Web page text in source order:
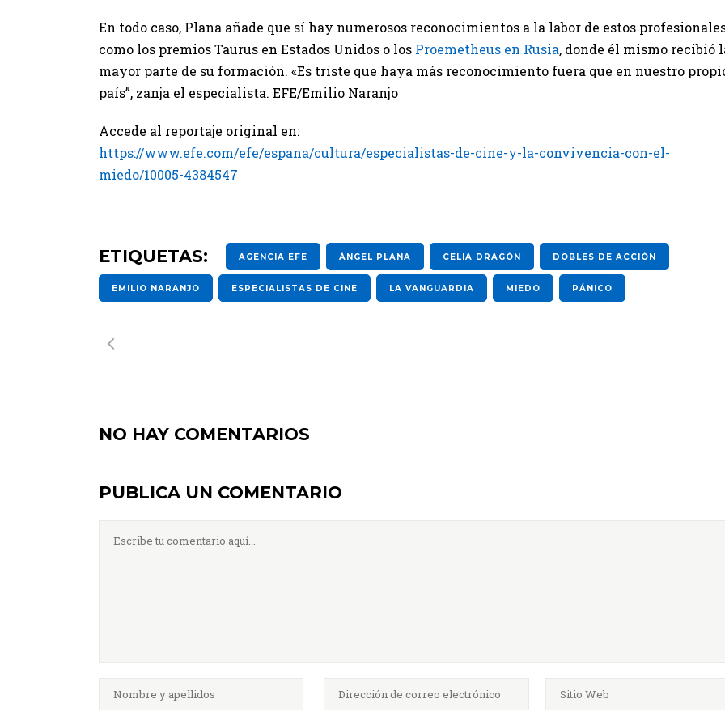
En todo caso, Plana añade que sí hay numerosos reconocimientos a la labor de estos
como los premios Taurus en Estados Unidos o los Proemetheus en Rusia, donde él mismo recibió
mayor parte de su formación. «Es triste que haya más reconocimiento fuera que en nuestro
país”, zanja el especialista. EFE/Emilio Naranjo
Accede al reportaje original en:
https://www.efe.com/efe/espana/cultura/especialistas-de-cine-y-la-convivencia-con-el-
miedo/10005-4384547
ETIQUETAS: AGENCIA EFE ÁNGEL PLANA CELIA DRAGÓN DOBLES DE ACCIÓN
EMILIO NARANJO ESPECIALISTAS DE CINE LA VANGUARDIA MIEDO PÁNICO
NO HAY COMENTARIOS
PUBLICA UN COMENTARIO